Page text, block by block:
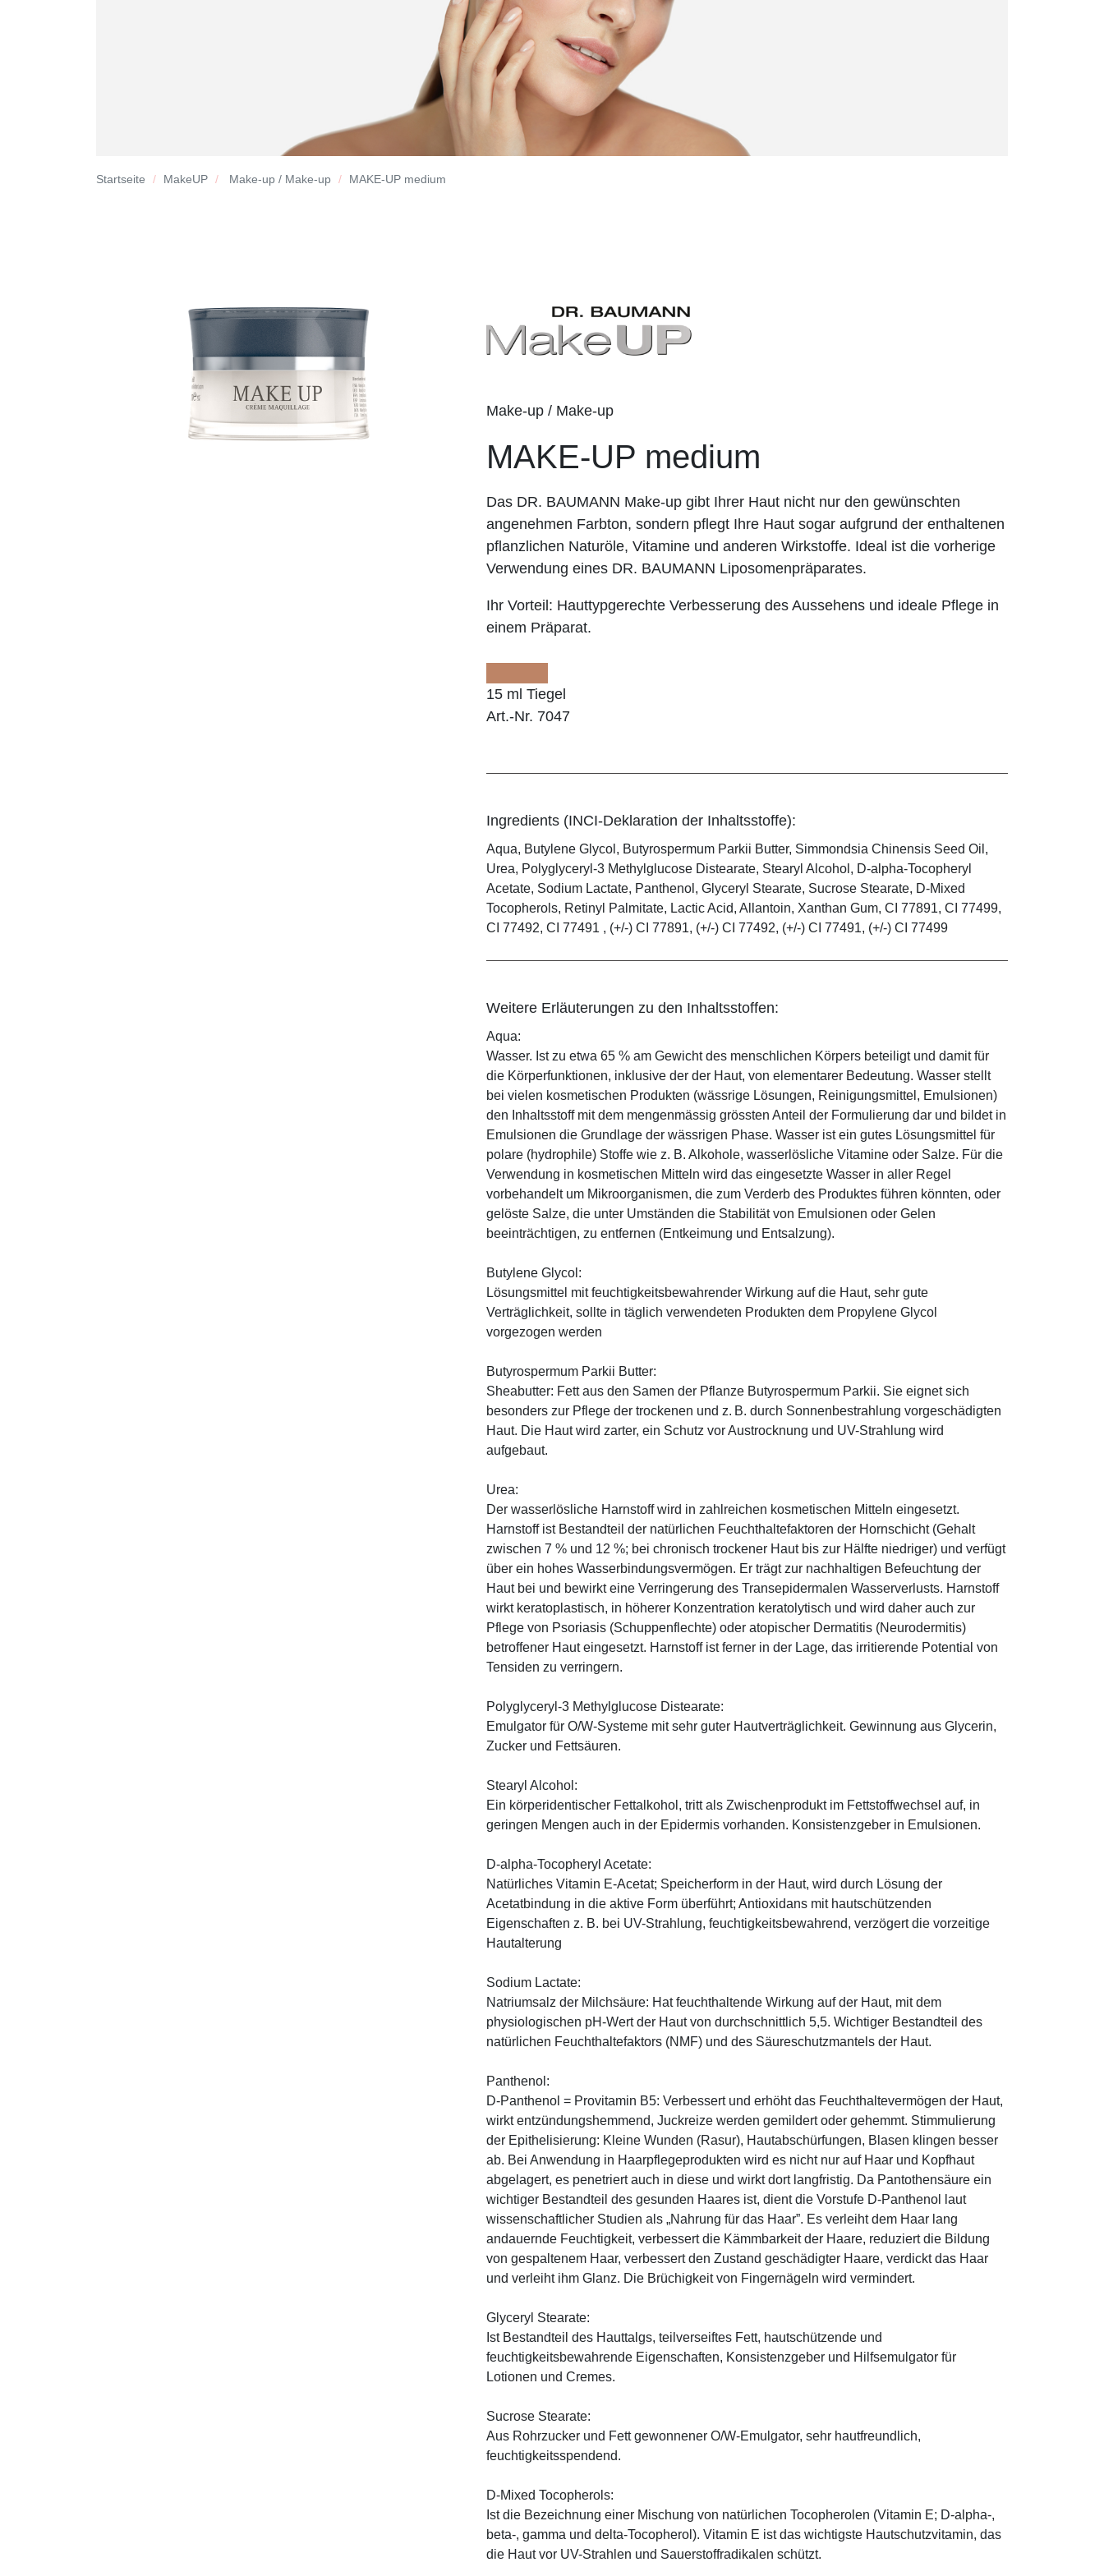
Startseite MakeUP Make-up / Make-up MAKE-UP medium
Make-up / Make-up
MAKE-UP medium
Das DR. BAUMANN Make-up gibt Ihrer Haut nicht nur den gewünschten
angenehmen Farbton, sondern pflegt Ihre Haut sogar aufgrund der enthaltenen
pflanzlichen Naturöle, Vitamine und anderen Wirkstoffe. Ideal ist die vorherige
Verwendung eines DR. BAUMANN Liposomenpräparates.
Ihr Vorteil: Hauttypgerechte Verbesserung des Aussehens und ideale Pflege in
einem Präparat.
15 ml Tiegel
Art.-Nr. 7047
Ingredients (INCI-Deklaration der Inhaltsstoffe):
Aqua, Butylene Glycol, Butyrospermum Parkii Butter, Simmondsia Chinensis Seed Oil,
Urea, Polyglyceryl-3 Methylglucose Distearate, Stearyl Alcohol, D-alpha-Tocopheryl
Acetate, Sodium Lactate, Panthenol, Glyceryl Stearate, Sucrose Stearate, D-Mixed
Tocopherols, Retinyl Palmitate, Lactic Acid, Allantoin, Xanthan Gum, CI 77891, CI 77499,
CI 77492, CI 77491 , (+/-) CI 77891, (+/-) CI 77492, (+/-) CI 77491, (+/-) CI 77499
Weitere Erläuterungen zu den Inhaltsstoffen:
Aqua:
Wasser. Ist zu etwa 65 % am Gewicht des menschlichen Körpers beteiligt und damit für
die Körperfunktionen, inklusive der der Haut, von elementarer Bedeutung. Wasser stellt
bei vielen kosmetischen Produkten (wässrige Lösungen, Reinigungsmittel, Emulsionen)
den Inhaltsstoff mit dem mengenmässig grössten Anteil der Formulierung dar und bildet in
Emulsionen die Grundlage der wässrigen Phase. Wasser ist ein gutes Lösungsmittel für
polare (hydrophile) Stoffe wie z. B. Alkohole, wasserlösliche Vitamine oder Salze. Für die
Verwendung in kosmetischen Mitteln wird das eingesetzte Wasser in aller Regel
vorbehandelt um Mikroorganismen, die zum Verderb des Produktes führen könnten, oder
gelöste Salze, die unter Umständen die Stabilität von Emulsionen oder Gelen
beeinträchtigen, zu entfernen (Entkeimung und Entsalzung).
Butylene Glycol:
Lösungsmittel mit feuchtigkeitsbewahrender Wirkung auf die Haut, sehr gute
Verträglichkeit, sollte in täglich verwendeten Produkten dem Propylene Glycol
vorgezogen werden
Butyrospermum Parkii Butter:
Sheabutter: Fett aus den Samen der Pflanze Butyrospermum Parkii. Sie eignet sich
besonders zur Pflege der trockenen und z. B. durch Sonnenbestrahlung vorgeschädigten
Haut. Die Haut wird zarter, ein Schutz vor Austrocknung und UV-Strahlung wird
aufgebaut.
Urea:
Der wasserlösliche Harnstoff wird in zahlreichen kosmetischen Mitteln eingesetzt.
Harnstoff ist Bestandteil der natürlichen Feuchthaltefaktoren der Hornschicht (Gehalt
zwischen 7 % und 12 %; bei chronisch trockener Haut bis zur Hälfte niedriger) und verfügt
über ein hohes Wasserbindungsvermögen. Er trägt zur nachhaltigen Befeuchtung der
Haut bei und bewirkt eine Verringerung des Transepidermalen Wasserverlusts. Harnstoff
wirkt keratoplastisch, in höherer Konzentration keratolytisch und wird daher auch zur
Pflege von Psoriasis (Schuppenflechte) oder atopischer Dermatitis (Neurodermitis)
betroffener Haut eingesetzt. Harnstoff ist ferner in der Lage, das irritierende Potential von
Tensiden zu verringern.
Polyglyceryl-3 Methylglucose Distearate:
Emulgator für O/W-Systeme mit sehr guter Hautverträglichkeit. Gewinnung aus Glycerin,
Zucker und Fettsäuren.
Stearyl Alcohol:
Ein körperidentischer Fettalkohol, tritt als Zwischenprodukt im Fettstoffwechsel auf, in
geringen Mengen auch in der Epidermis vorhanden. Konsistenzgeber in Emulsionen.
D-alpha-Tocopheryl Acetate:
Natürliches Vitamin E-Acetat; Speicherform in der Haut, wird durch Lösung der
Acetatbindung in die aktive Form überführt; Antioxidans mit hautschützenden
Eigenschaften z. B. bei UV-Strahlung, feuchtigkeitsbewahrend, verzögert die vorzeitige
Hautalterung
Sodium Lactate:
Natriumsalz der Milchsäure: Hat feuchthaltende Wirkung auf der Haut, mit dem
physiologischen pH-Wert der Haut von durchschnittlich 5,5. Wichtiger Bestandteil des
natürlichen Feuchthaltefaktors (NMF) und des Säureschutzmantels der Haut.
Panthenol:
D-Panthenol = Provitamin B5: Verbessert und erhöht das Feuchthaltevermögen der Haut,
wirkt entzündungshemmend, Juckreize werden gemildert oder gehemmt. Stimmulierung
der Epithelisierung: Kleine Wunden (Rasur), Hautabschürfungen, Blasen klingen besser
ab. Bei Anwendung in Haarpflegeprodukten wird es nicht nur auf Haar und Kopfhaut
abgelagert, es penetriert auch in diese und wirkt dort langfristig. Da Pantothensäure ein
wichtiger Bestandteil des gesunden Haares ist, dient die Vorstufe D-Panthenol laut
wissenschaftlicher Studien als „Nahrung für das Haar”. Es verleiht dem Haar lang
andauernde Feuchtigkeit, verbessert die Kämmbarkeit der Haare, reduziert die Bildung
von gespaltenem Haar, verbessert den Zustand geschädigter Haare, verdickt das Haar
und verleiht ihm Glanz. Die Brüchigkeit von Fingernägeln wird vermindert.
Glyceryl Stearate:
Ist Bestandteil des Hauttalgs, teilverseiftes Fett, hautschützende und
feuchtigkeitsbewahrende Eigenschaften, Konsistenzgeber und Hilfsemulgator für
Lotionen und Cremes.
Sucrose Stearate:
Aus Rohrzucker und Fett gewonnener O/W-Emulgator, sehr hautfreundlich,
feuchtigkeitsspendend.
D-Mixed Tocopherols:
Ist die Bezeichnung einer Mischung von natürlichen Tocopherolen (Vitamin E; D-alpha-,
beta-, gamma und delta-Tocopherol). Vitamin E ist das wichtigste Hautschutzvitamin, das
die Haut vor UV-Strahlen und Sauerstoffradikalen schützt.